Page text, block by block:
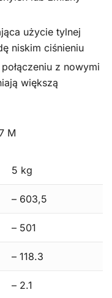
użycie tylnej
niskim ciśnieniu
z nowymi
większą
M
5 kg
– 603,5
– 501
– 118.3
– 2.1